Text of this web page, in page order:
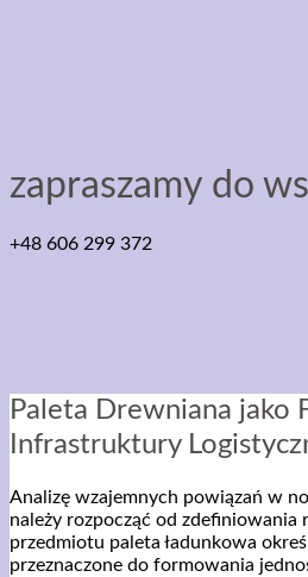
zapraszamy do
+48 606 299 372
Paleta Drewniana jako
Infrastruktury
Analizę wzajemnych powiązań w
należy rozpocząć od
przedmiotu paleta ładunkowa
przeznaczone do formowania